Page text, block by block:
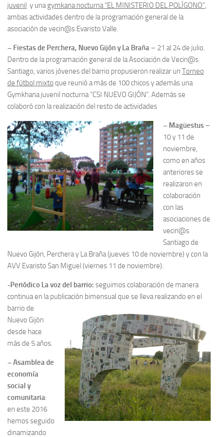
juvenil y unagymkana nocturna “EL MINISTERIO DEL POLÍGONO”,
ambas actividades dentro de la programación general de la
asociación de vecin@s Evaristo Valle.
– Fiestas de Perchera, Nuevo Gijón y La Braña – 21 al 24 de julio.
Dentro de la programación general de la Asociación de Vecin@s
Santiago, varios jóvenes del barrio propusieron realizar un Torneo
de fútbol mixto que reunió a más de 100 chicos y además una
Gymkhana juvenil nocturna “CSI NUEVO GIJÓN”. Además se
colaboró con la realización del resto de actividades
– Magüestus –
10 y 11 de
noviembre,
como en años
anteriores se
realizaron en
colaboración
con las
asociaciones de
vecin@s
Santiago de
Nuevo Gijón, Perchera y La Braña (jueves 10 de noviembre) y con la
AVV Evaristo San Miguel (viernes 11 de noviembre).
-Periódico La voz del barrio: seguimos colaboración de manera
continua en la publicación bimensual que se lleva realizando en el
barrio de
Nuevo Gijón
desde hace
más de 5 años.
– Asamblea de
economía
social y
comunitaria:
en este 2016
hemos seguido
dinamizando